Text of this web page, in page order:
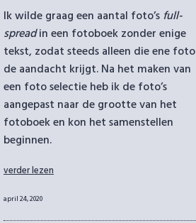
Ik wilde graag een aantal foto’s full-
spreadin een fotoboek zonder enige
tekst, zodat steeds alleen die ene foto
de aandacht krijgt. Na het maken van
een foto selectie heb ik de foto’s
aangepast naar de grootte van het
fotoboek en kon het samenstellen
beginnen.
“Review:
Line
verder lezen
Geplaatst
april 24, 2020